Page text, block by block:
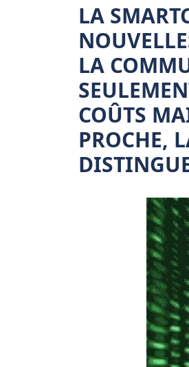
LA
LA
COÛTS
PROCHE,